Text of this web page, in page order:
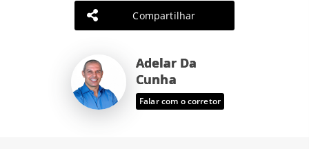
Compartilhar
Adelar Da
Cunha
Falar com o corretor